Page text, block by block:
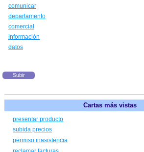
comunicar
departamento
comercial
información
datos
Subir
Cartas más vistas
presentar producto
subida precios
permiso inasistencia